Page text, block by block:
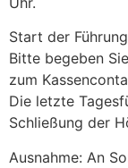
Start der
Bitte begeben
zum
Die letzte
Schließung der
Ausnahme: An